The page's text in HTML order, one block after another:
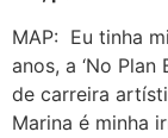
MAP: Eu tinha
anos, a ‘No
de carreira
Marina é minha